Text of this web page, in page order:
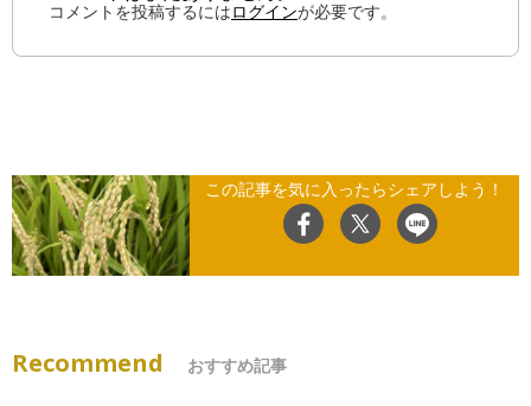
コメントを投稿するにはログインが必要です。
この記事を気に入ったらシェアしよう！
Recommend おすすめ記事